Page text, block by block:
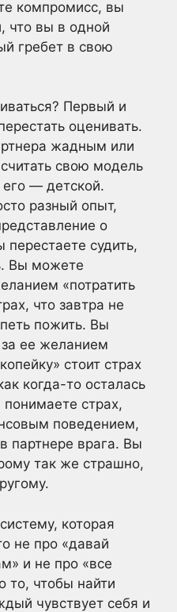
компромисс, вы
что вы в одной
гребет в свою
Первый и
оценивать.
жадным или
свою модель
его — детской.
разный опыт,
о
перестаете судить,
Вы можете
«потратить
что завтра не
пожить. Вы
ее желанием
стоит страх
когда-то осталась
страх,
поведением,
партнере врага. Вы
так же страшно,
которая
не про «давай
и не про «все
то, чтобы найти
чувствует себя и